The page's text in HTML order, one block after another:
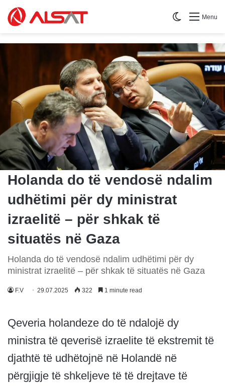
Menu
Switch skin
Holanda do të vendosë ndalim
udhëtimi për dy ministrat
izraelitë – për shkak të
situatës në Gaza
Holanda do të vendosë ndalim udhëtimi për dy
ministrat izraelitë – për shkak të situatës në Gaza
F.V 29.07.2025 322 1 minute read
Qeveria holandeze do të ndalojë dy
ministra të qeverisë izraelite të ekstremit të
djathtë të udhëtojnë në Holandë në
përgjigje të shkeljeve të të drejtave të